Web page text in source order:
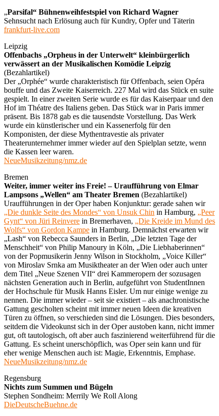
„Parsifal“ Bühnenweihfestspiel von Richard Wagner
Sehnsucht nach Erlösung auch für Kundry, Opfer und Täterin
frankfurt-live.com
Leipzig
Offenbachs „Orpheus in der Unterwelt“ kleinbürgerlich
verwässert an der Musikalischen Komödie Leipzig
(Bezahlartikel)
Der „Orphée“ wurde charakteristisch für Offenbach, seien Opéra
bouffe und das Zweite Kaiserreich. 227 Mal wird das Stück en suite
gespielt. In einer zweiten Serie wurde es für das Kaiserpaar und den
Hof im Théatre des Italiens geben. Das Stück war in Paris immer
präsent. Bis 1878 gab es die tausendste Vorstellung. Das Werk
wurde ein künstlerischer und ein Kassenerfolg für den
Komponisten, der diese Mythentravestie als privater
Theaterunternehmer immer wieder auf den Spielplan setzte, wenn
die Kassen leer waren.
NeueMusikzeitung/nmz.de
Bremen
Weiter, immer weiter ins Freie! – Uraufführung von Elmar
Lampsons „Wellen“ am Theater Bremen (Bezahlartikel)
Uraufführungen in der Oper haben Konjunktur: gerade sahen wir
„Die dunkle Seite des Mondes“ von Unsuk Chin in Hamburg, „Peer
Gynt“ von Jüri Reinvere in Bremerhaven, „Die Kreide im Mund des
Wolfs“ von Gordon Kampe in Hamburg. Demnächst erwarten wir
„Lash“ von Rebecca Saunders in Berlin, „Die letzten Tage der
Menschheit“ von Philip Manoury in Köln, „Die Liebhaberinnen“
von der Popmusikerin Jenny Wilson in Stockholm, „Voice Killer“
von Miroslav Srnka am Musiktheater an der Wien oder auch unter
dem Titel „Neue Szenen VII“ drei Kammeropern der sozusagen
nächsten Generation auch in Berlin, aufgeführt von StudentInnen
der Hochschule für Musik Hanns Eisler. Um nur einige wenige zu
nennen. Die immer wieder – seit sie existiert – als anachronistische
Gattung gescholten scheint mit immer neuen Ideen die kreativen
Türen zu öffnen, so verschieden sind die Lösungen. Dies besonders,
seitdem die Videokunst sich in der Oper austoben kann, nicht immer
gut, oft tautologisch, oft aber auch faszinierend weiterführend für die
Gattung. Es scheint unerschöpflich, was Oper sein kann und für
eher wenige Menschen auch ist: Magie, Erkenntnis, Emphase.
NeueMusikzeitung/nmz.de
Regensburg
Nichts zum Summen und Bügeln
Stephen Sondheim: Merrily We Roll Along
DieDeutscheBuehne.de